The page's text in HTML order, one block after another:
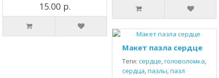
15.00 р.
Макет пазла сердце
Теги: сердце,головоломка,
сердца,пазлы,пазл